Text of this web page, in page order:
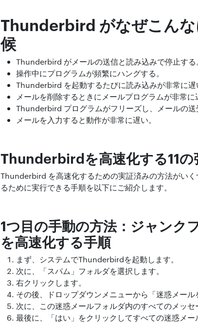
Thunderbird がなぜこん
候
Thunderbird がメールの送信と読み込みで停止する
操作中にプログラムが頻繁にハングする。
Thunderbird を起動するたびに読み込みが非常に遅
メールを削除するときにメールプログラムが非常に
Thunderbird プログラムがフリーズし、メールの送
メールを入力すると動作が非常に遅い。
Thunderbirdを高速化する11の
Thunderbird を高速化するための実証済みの方法がい
るために実行できる手順を以下にご紹介します。
1つ目の手動の方法：ジャン
を高速化する手順
まず、システムでThunderbirdを起動します。
次に、「スパム」フォルダを選択します。
右クリックします。
その後、ドロップダウンメニューから「迷惑メール
次に、この迷惑メールフォルダ内のすべてのメッ
最後に、「はい」をクリックしてすべての迷惑メー